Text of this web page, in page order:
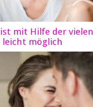
mit Hilfe der vielen
leicht möglich